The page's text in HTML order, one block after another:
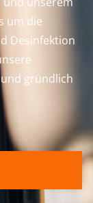
um die
Desinfektion
gründlich